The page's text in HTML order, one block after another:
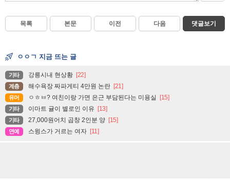
목록 본문 이전 다음 댓글보기
ㅇㅇㄱ 지금 뜨는 글
기타 강릉시내 현상황 [22]
계층 해수욕장 짜파게티 4만원 논란 [21]
유머 ㅇㅎㅂ? 여친이랑 가면 은근 부담된다는 미용실 [15]
기타 이마트 귤이 별로인 이유 [13]
기타 27,000원어치 곱창 2인분 양 [15]
연예 스윙스가 거르는 여자 [11]